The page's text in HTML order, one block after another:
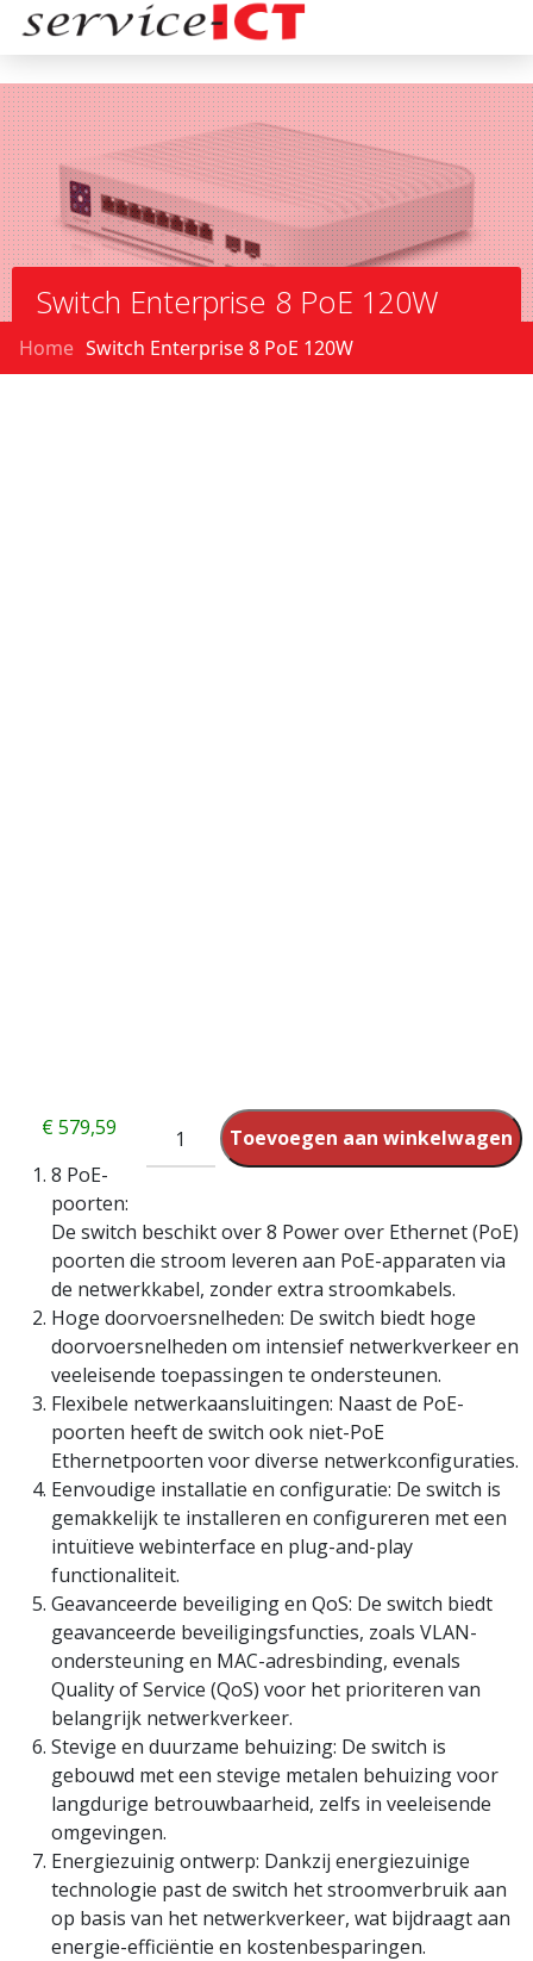
Switch Enterprise 8 PoE 120W
Home Switch Enterprise 8 PoE 120W
Toevoegen aan winkelwagen
€579,59
8 PoE-
poorten:
De switch beschikt over 8 Power over Ethernet (PoE)
poorten die stroom leveren aan PoE-apparaten via
de netwerkkabel, zonder extra stroomkabels.
Hoge doorvoersnelheden: De switch biedt hoge
doorvoersnelheden om intensief netwerkverkeer en
veeleisende toepassingen te ondersteunen.
Flexibele netwerkaansluitingen: Naast de PoE-
poorten heeft de switch ook niet-PoE
Ethernetpoorten voor diverse netwerkconfiguraties.
Eenvoudige installatie en configuratie: De switch is
gemakkelijk te installeren en configureren met een
intuïtieve webinterface en plug-and-play
functionaliteit.
Geavanceerde beveiliging en QoS: De switch biedt
geavanceerde beveiligingsfuncties, zoals VLAN-
ondersteuning en MAC-adresbinding, evenals
Quality of Service (QoS) voor het prioriteren van
belangrijk netwerkverkeer.
Stevige en duurzame behuizing: De switch is
gebouwd met een stevige metalen behuizing voor
langdurige betrouwbaarheid, zelfs in veeleisende
omgevingen.
Energiezuinig ontwerp: Dankzij energiezuinige
technologie past de switch het stroomverbruik aan
op basis van het netwerkverkeer, wat bijdraagt aan
energie-efficiëntie en kostenbesparingen.